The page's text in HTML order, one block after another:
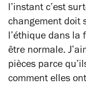
l’instant c’est
changement doit
l’éthique dans la
être normale.
pièces parce
comment elles